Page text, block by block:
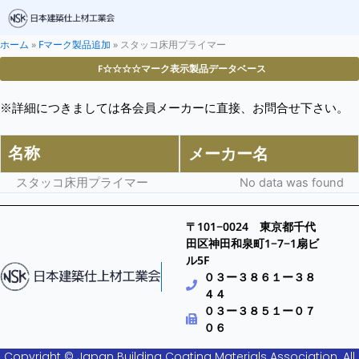
ホーム » Fマーク製品追加 » スタッコ床用プライマー
F☆☆☆☆マーク表示製品データベース
※詳細につきましては各会員メーカーに直接、お問合せ下さい。
名称 メーカー名
スタッコ床用プライマー No data was found
〒101−0024 東京都千代
田区神田和泉町1−7−1扇ビ
ル5F
０３ー３８６１ー３８
４４
０３ー３８５１ー０７
０６